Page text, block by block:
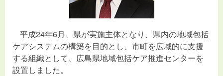
平成24年6月、県が実施主体となり、県内の地域包括
ケアシステムの構築を目的とし、市町を広域的に支援
する組織として、広島県地域包括ケア推進センターを
設置しました。